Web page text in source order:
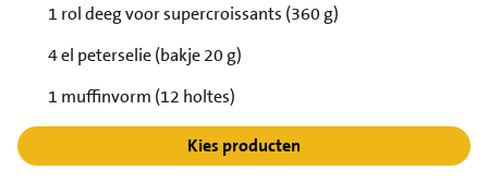
1 rol deeg voor supercroissants (360 g)
4 el peterselie (bakje 20 g)
1 muffinvorm (12 holtes)
Kies producten